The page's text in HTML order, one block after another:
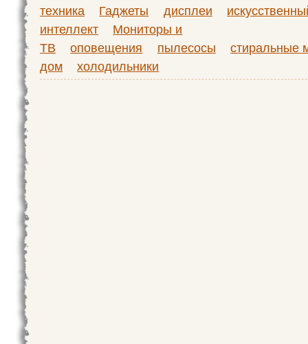
техника
Гаджеты дисплеи
интеллект
Мониторы и
ТВ
оповещения пылесосы
стиральные
дом
холодильники